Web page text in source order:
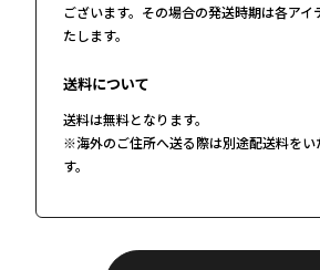
ございます。その場合の発送時期は各アイ
たします。
送料について
送料は無料となります。
※海外のご住所へ送る際は別途配送料をい
す。